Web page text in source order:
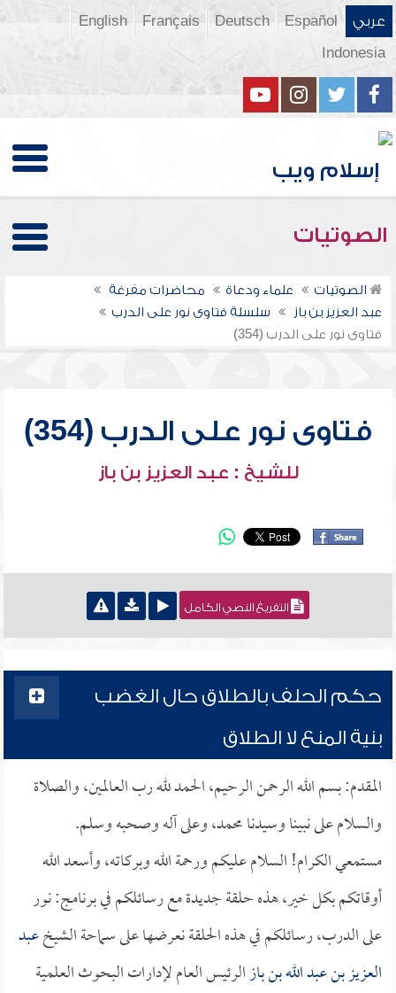
عربي Español
Deutsch
Français
English
Indonesia
الصوتيات
الصوتيات علماء ودعاة
محاضرات مفرغة
عبد العزيز بن باز
سلسلة فتاوى نور على الدرب
فتاوى نور على الدرب (354)
فتاوى نور على الدرب (354)
للشيخ : عبد العزيز بن باز
التفريغ النصي الكامل
حكم الحلف بالطلاق حال الغضب
بنية المنع لا الطلاق
المقدم: بسم الله الرحمن الرحيم، الحمد لله رب العالمين، والصلاة
والسلام على نبينا وسيدنا محمد، وعلى آله وصحبه وسلم.
مستمعي الكرام! السلام عليكم ورحمة الله وبركاته، وأسعد الله
أوقاتكم بكل خير، هذه حلقة جديدة مع رسائلكم في برنامج: نور
على الدرب، رسائلكم في هذه الحلقة نعرضها على سماحة الشيخعبد
العزيز بن عبد الله بن بازالرئيس العام لإدارات البحوث العلمية